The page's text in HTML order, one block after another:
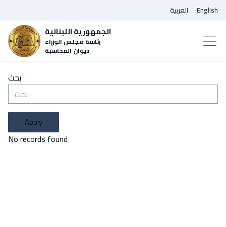
الجمهورية اللبنانية
رئاسة مجلس الوزراء
ديوان المحاسبة
العربية English
بحث
Apply
No records found